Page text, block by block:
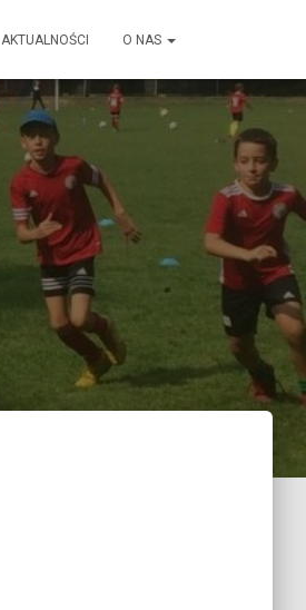
AKTUALNOŚCI O NAS